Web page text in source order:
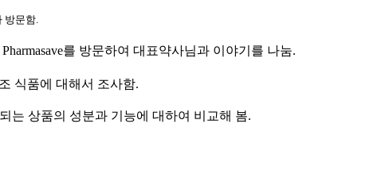
방문함
Pharmasave를 방문하여 대표약사님과 이야기를 나눔.
식품에 대해서 조사함.
는 상품의 성분과 기능에 대하여 비교해 봄.